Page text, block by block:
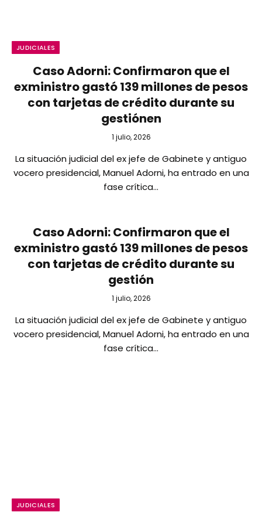
JUDICIALES
Caso Adorni: Confirmaron que el
exministro gastó 139 millones de pesos
con tarjetas de crédito durante su
gestiónen
1 julio, 2026
La situación judicial del ex jefe de Gabinete y antiguo
vocero presidencial, Manuel Adorni, ha entrado en una
fase crítica…
Caso Adorni: Confirmaron que el
exministro gastó 139 millones de pesos
con tarjetas de crédito durante su
gestión
1 julio, 2026
La situación judicial del ex jefe de Gabinete y antiguo
vocero presidencial, Manuel Adorni, ha entrado en una
fase crítica…
JUDICIALES